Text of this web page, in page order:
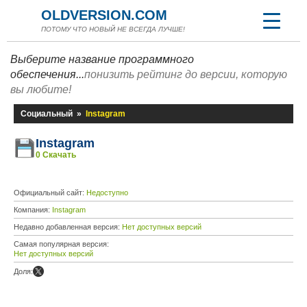
OLDVERSION.COM
ПОТОМУ ЧТО НОВЫЙ НЕ ВСЕГДА ЛУЧШЕ!
Выберите название программного
обеспечения...понизить рейтинг до версии, которую
вы любите!
Социальный » Instagram
Instagram
0 Скачать
Официальный сайт: Недоступно
Компания: Instagram
Недавно добавленная версия: Нет доступных версий
Самая популярная версия:
Нет доступных версий
Доля: